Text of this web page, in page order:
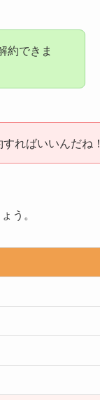
約できま
ればいいんだね！
う。